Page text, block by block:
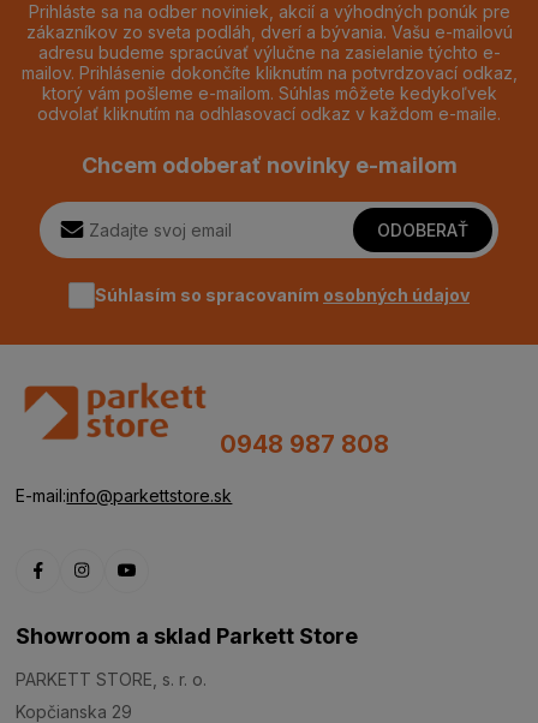
Prihláste sa na odber noviniek, akcií a výhodných ponúk pre
zákazníkov zo sveta podláh, dverí a bývania. Vašu e-mailovú
adresu budeme spracúvať výlučne na zasielanie týchto e-
mailov. Prihlásenie dokončíte kliknutím na potvrdzovací odkaz,
ktorý vám pošleme e-mailom. Súhlas môžete kedykoľvek
odvolať kliknutím na odhlasovací odkaz v každom e-maile.
Chcem odoberať novinky e-mailom
ODOBERAŤ
Súhlasím so spracovaním osobných údajov
0948 987 808
E-mail:info@parkettstore.sk
Showroom a sklad Parkett Store
PARKETT STORE, s. r. o.
Kopčianska 29